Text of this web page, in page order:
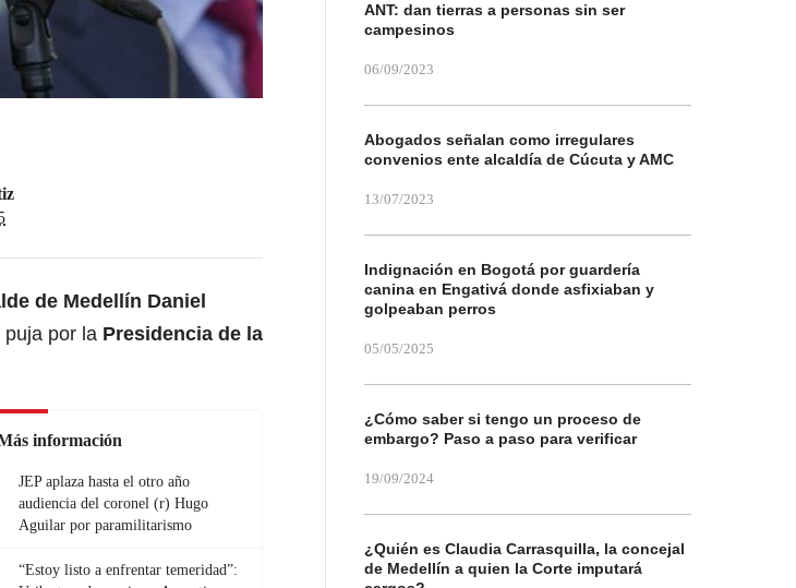
de Medellín Daniel
por la Presidencia de la
información
JEP aplaza hasta el otro año
audiencia del coronel (r) Hugo
Aguilar por paramilitarismo
“Estoy listo a enfrentar temeridad”:
ANT: dan tierras a personas sin ser
campesinos
06/09/2023
Abogados señalan como irregulares
convenios ente alcaldía de Cúcuta y AMC
13/07/2023
Indignación en Bogotá por guardería
canina en Engativá donde asfixiaban y
golpeaban perros
05/05/2025
¿Cómo saber si tengo un proceso de
embargo? Paso a paso para verificar
19/09/2024
¿Quién es Claudia Carrasquilla, la concejal
de Medellín a quien la Corte imputará